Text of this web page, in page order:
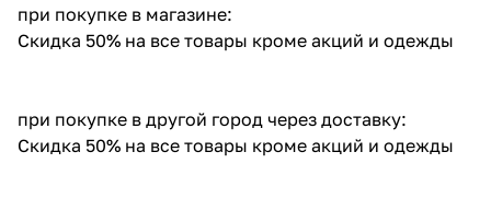
при покупке в магазине:
Скидка 50% на все товары кроме акций и одежды
при покупке в другой город через доставку:
Скидка 50% на все товары кроме акций и одежды